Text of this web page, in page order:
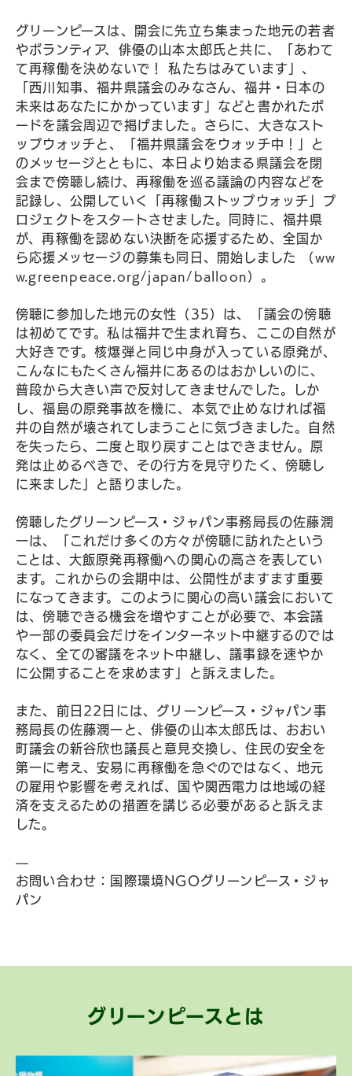
グリーンピースは、開会に先立ち集まった地元の若者
やボランティア、俳優の山本太郎氏と共に、「あわて
て再稼働を決めないで！ 私たちはみています」、
「西川知事、福井県議会のみなさん、福井・日本の
未来はあなたにかかっています」などと書かれたボ
ードを議会周辺で掲げました。さらに、大きなスト
ップウォッチと、「福井県議会をウォッチ中！」と
のメッセージとともに、本日より始まる県議会を閉
会まで傍聴し続け、再稼働を巡る議論の内容などを
記録し、公開していく「再稼働ストップウォッチ」プ
ロジェクトをスタートさせました。同時に、福井県
が、再稼働を認めない決断を応援するため、全国か
ら応援メッセージの募集も同日、開始しました （ww
w.greenpeace.org/japan/balloon）。
傍聴に参加した地元の女性（35）は、「議会の傍聴
は初めてです。私は福井で生まれ育ち、ここの自然が
大好きです。核爆弾と同じ中身が入っている原発が、
こんなにもたくさん福井にあるのはおかしいのに、
普段から大きい声で反対してきませんでした。しか
し、福島の原発事故を機に、本気で止めなければ福
井の自然が壊されてしまうことに気づきました。自然
を失ったら、二度と取り戻すことはできません。原
発は止めるべきで、その行方を見守りたく、傍聴し
に来ました」と語りました。
傍聴したグリーンピース・ジャパン事務局長の佐藤潤
一は、「これだけ多くの方々が傍聴に訪れたという
ことは、大飯原発再稼働への関心の高さを表してい
ます。これからの会期中は、公開性がますます重要
になってきます。このように関心の高い議会において
は、傍聴できる機会を増やすことが必要で、本会議
や一部の委員会だけをインターネット中継するのでは
なく、全ての審議をネット中継し、議事録を速やか
に公開することを求めます」と訴えました。
また、前日22日には、グリーンピース・ジャパン事
務局長の佐藤潤一と、俳優の山本太郎氏は、おおい
町議会の新谷欣也議長と意見交換し、住民の安全を
第一に考え、安易に再稼働を急ぐのではなく、地元
の雇用や影響を考えれば、国や関西電力は地域の経
済を支えるための措置を講じる必要があると訴えま
した。
—
お問い合わせ：国際環境NGOグリーンピース・ジャ
パン
グリーンピースとは